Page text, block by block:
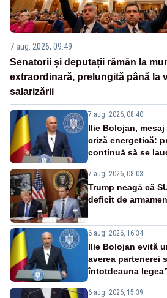
7 aug. 2026, 09:49
Senatorii și deputații rămân la
extraordinară, prelungită până la
salarizării
7 aug. 2026, 08:40
Ilie Bolojan,
criză energetică:
continuă să se
7 aug. 2026, 08:03
Trump neagă că
deficit de
6 aug. 2026, 16:34
Ilie Bolojan evită
averea partenerei
întotdeauna legea”
6 aug. 2026, 15:39